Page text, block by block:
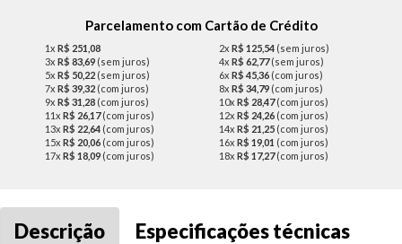
Parcelamento com Cartão de Crédito
1x R$ 251,08 2x R$ 125,54 (sem juros)
3x R$ 83,69 (sem juros) 4x R$ 62,77(sem juros)
5x R$ 50,22 (sem juros) 6x R$ 45,36 (com juros)
7x R$ 39,32 (com juros) 8x R$ 34,79 (com juros)
9x R$ 31,28 (com juros) 10x R$ 28,47(com juros)
11x R$ 26,17(com juros) 12x R$ 24,26 (com juros)
13x R$ 22,64 (com juros) 14x R$ 21,25 (com juros)
15x R$ 20,06 (com juros) 16x R$ 19,01 (com juros)
17x R$ 18,09 (com juros) 18x R$ 17,27(com juros)
Descrição Especificações técnicas